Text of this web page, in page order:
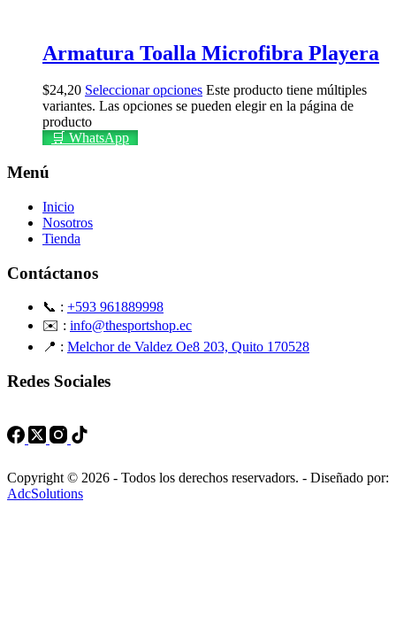
Armatura Toalla Microfibra Playera
$24,20 Seleccionar opciones Este producto tiene múltiples
variantes. Las opciones se pueden elegir en la página de
producto
🛒 WhatsApp
Menú
Inicio
Nosotros
Tienda
Contáctanos
📞 : +593 961889998
✉️ : info@thesportshop.ec
📍 : Melchor de Valdez Oe8 203, Quito 170528
Redes Sociales
Copyright © 2026 - Todos los derechos reservadors. - Diseñado por:
AdcSolutions